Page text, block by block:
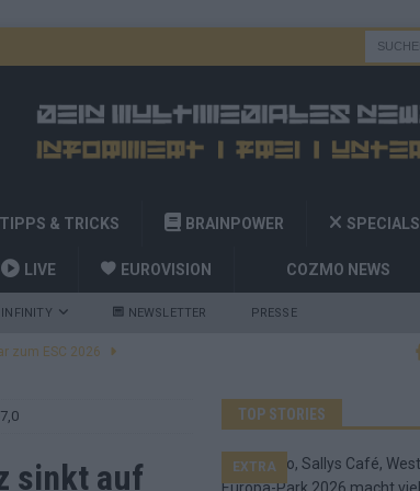
TIPPS & TRICKS BRAINPOWER SPECIALS
LIVE EUROVISION COZMO NEWS
NEWSLETTER PRESSE
Deutschland geht
Party
als Zweites!
sinkt auf
TOP STORIES
EXTRA